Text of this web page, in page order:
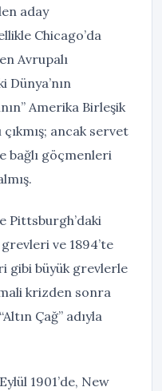
aday
Chicago’da
Avrupalı
Dünya’nın
Amerika Birleşik
ancak servet
bağlı göçmenleri
Pittsburgh’daki
ve 1894’te
gibi büyük grevlerle
krizden sonra
Çağ” adıyla
1901’de, New